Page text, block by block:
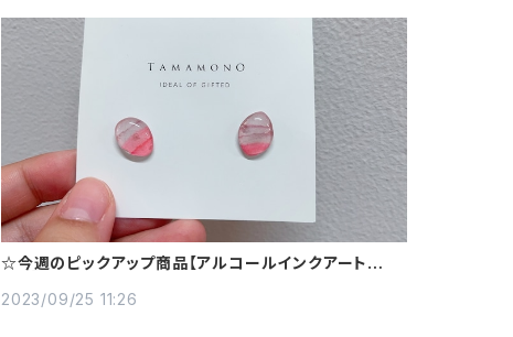
☆今週のピックアップ商品【アルコールインクアートのピ
2023/09/25 11:26